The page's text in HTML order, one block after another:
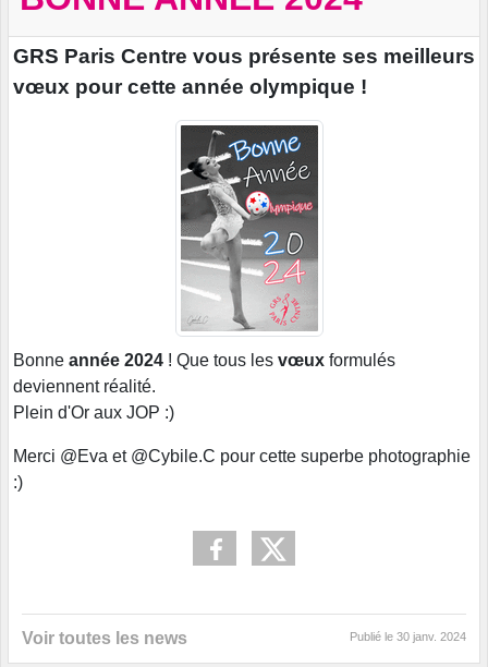
GRS Paris Centre vous présente ses meilleurs
vœux pour cette année olympique !
Bonne année 2024 ! Que tous les vœux formulés
deviennent réalité.
Plein d'Or aux JOP :)
Merci @Eva et @Cybile.C pour cette superbe photographie
:)
Voir toutes les news Publié le 30 janv. 2024